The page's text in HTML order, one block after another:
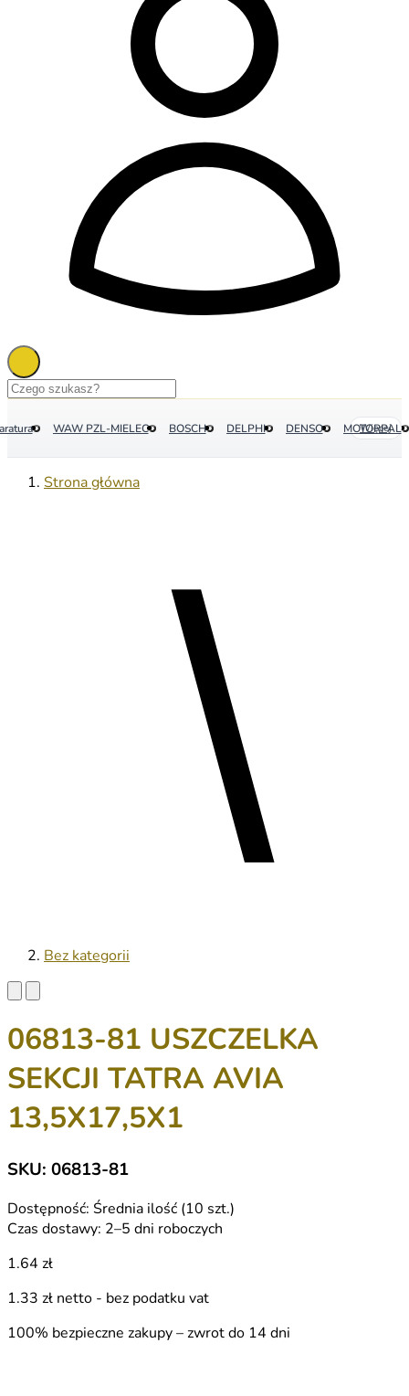
WAW PZL-MIELEC BOSCH DELPHI DENSO MOTORPAL
Więcej
Strona główna
Bez kategorii
06813-81 USZCZELKA
SEKCJI TATRA AVIA
13,5X17,5X1
SKU: 06813-81
Dostępność: Średnia ilość (10 szt.)
Czas dostawy: 2–5 dni roboczych
1.64 zł
1.33 zł netto - bez podatku vat
100% bezpieczne zakupy – zwrot do 14 dni